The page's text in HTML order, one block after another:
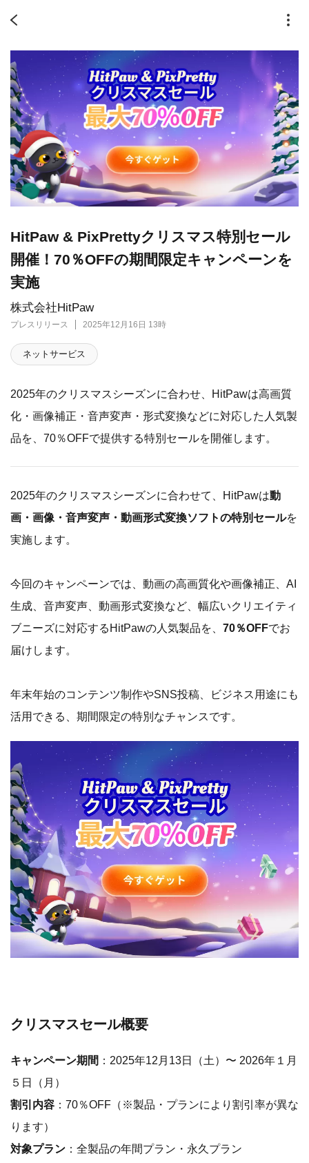
株式会社HitPaw
プレスリリース 2025年12月16日 13時
HitPaw & PixPrettyクリスマス特別セール
開催！70％OFFの期間限定キャンペーンを
実施
ネットサービス
2025年のクリスマスシーズンに合わせ、HitPawは高画質
化・画像補正・音声変声・形式変換などに対応した人気製
品を、70％OFFで提供する特別セールを開催します。
2025年のクリスマスシーズンに合わせて、HitPawは動
画・画像・音声変声・動画形式変換ソフトの特別セールを
実施します。
今回のキャンペーンでは、動画の高画質化や画像補正、AI
生成、音声変声、動画形式変換など、幅広いクリエイティ
ブニーズに対応するHitPawの人気製品を、 70％OFFでお
届けします。
年末年始のコンテンツ制作やSNS投稿、ビジネス用途にも
活用できる、期間限定の特別なチャンスです。
クリスマスセール概要
キャンペーン期間 ：2025年12月13日（土）〜 2026年１月
５日（月）
割引内容 ：70％OFF（※製品・プランにより割引率が異な
ります）
対象プラン ：全製品の年間プラン・永久プラン